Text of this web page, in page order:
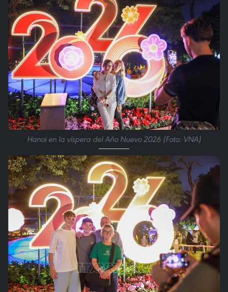
Hanoi en la víspera del Año Nuevo 2026 (Foto: VNA)